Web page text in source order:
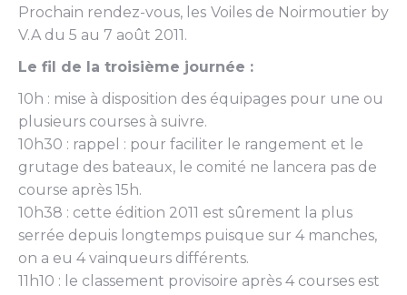
Prochain rendez-vous, les Voiles de Noirmoutier by
V.A du 5 au 7 août 2011.
Le fil de la troisième journée :
10h : mise à disposition des équipages pour une ou
plusieurs courses à suivre.
10h30 : rappel : pour faciliter le rangement et le
grutage des bateaux, le comité ne lancera pas de
course après 15h.
10h38 : cette édition 2011 est sûrement la plus
serrée depuis longtemps puisque sur 4 manches,
on a eu 4 vainqueurs différents.
11h10 : le classement provisoire après 4 courses est